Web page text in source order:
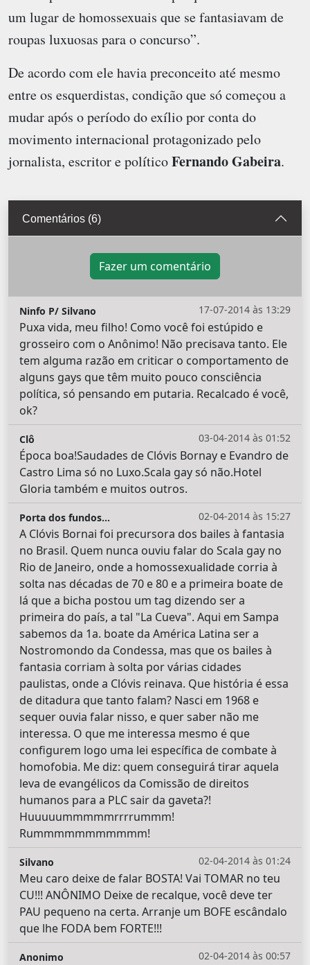
um lugar de homossexuais que se fantasiavam de
roupas luxuosas para o concurso”.
De acordo com ele havia preconceito até mesmo
entre os esquerdistas, condição que só começou a
mudar após o período do exílio por conta do
movimento internacional protagonizado pelo
jornalista, escritor e políticoFernando Gabeira.
Comentários (6)
Fazer um comentário
17-07-2014 às 13:29
Ninfo P/ Silvano
Puxa vida, meu filho! Como você foi estúpido e
grosseiro com o Anônimo! Não precisava tanto. Ele
tem alguma razão em criticar o comportamento de
alguns gays que têm muito pouco consciência
política, só pensando em putaria. Recalcado é você,
ok?
03-04-2014 às 01:52
Clô
Época boa!Saudades de Clóvis Bornay e Evandro de
Castro Lima só no Luxo.Scala gay só não.Hotel
Gloria também e muitos outros.
02-04-2014 às 15:27
Porta dos fundos...
A Clóvis Bornai foi precursora dos bailes à fantasia
no Brasil. Quem nunca ouviu falar do Scala gay no
Rio de Janeiro, onde a homossexualidade corria à
solta nas décadas de 70 e 80 e a primeira boate de
lá que a bicha postou um tag dizendo ser a
primeira do país, a tal "La Cueva". Aqui em Sampa
sabemos da 1a. boate da América Latina ser a
Nostromondo da Condessa, mas que os bailes à
fantasia corriam à solta por várias cidades
paulistas, onde a Clóvis reinava. Que história é essa
de ditadura que tanto falam? Nasci em 1968 e
sequer ouvia falar nisso, e quer saber não me
interessa. O que me interessa mesmo é que
configurem logo uma lei específica de combate à
homofobia. Me diz: quem conseguirá tirar aquela
leva de evangélicos da Comissão de direitos
humanos para a PLC sair da gaveta?!
Huuuuummmmmrrrrummm!
Rummmmmmmmmmm!
02-04-2014 às 01:24
Silvano
Meu caro deixe de falar BOSTA! Vai TOMAR no teu
CU!!! ANÔNIMO Deixe de recalque, você deve ter
PAU pequeno na certa. Arranje um BOFE escândalo
que lhe FODA bem FORTE!!!
02-04-2014 às 00:57
Anonimo